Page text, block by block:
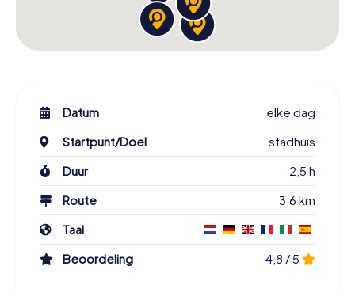
Datum
elke dag
Startpunt/Doel
stadhuis
Duur
2,5 h
Route
3,6 km
Taal
Beoordeling
4,8 / 5